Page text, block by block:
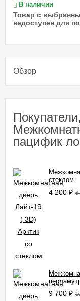
В наличии
Товар с
недоступен для
Обзор
пацифик
стеклом
4 200 ₽ 6
9 700 ₽